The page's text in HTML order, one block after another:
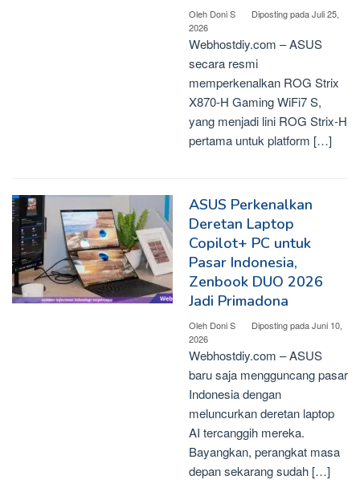
Oleh Doni S Diposting padaJuli 25,
2026
Webhostdiy.com – ASUS
secara resmi
memperkenalkan ROG Strix
X870-H Gaming WiFi7 S,
yang menjadi lini ROG Strix-H
pertama untuk platform […]
ASUS Perkenalkan
Deretan Laptop
Copilot+ PC untuk
Pasar Indonesia,
Zenbook DUO 2026
Jadi Primadona
Oleh Doni S Diposting padaJuni 10,
2026
Webhostdiy.com – ASUS
baru saja mengguncang pasar
Indonesia dengan
meluncurkan deretan laptop
AI tercanggih mereka.
Bayangkan, perangkat masa
depan sekarang sudah […]